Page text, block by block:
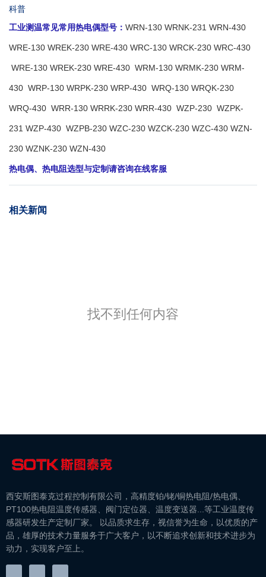
科普
工业测温常见常用热电偶型号 ： WRN-130 WRNK-231 WRN-430
WRE-130 WREK-230 WRE-430 WRC-130 WRCK-230 WRC-430
WRE-130 WREK-230 WRE-430 WRM-130 WRMK-230 WRM-
430 WRP-130 WRPK-230 WRP-430 WRQ-130 WRQK-230
WRQ-430 WRR-130 WRRK-230 WRR-430 WZP-230 WZPK-
231 WZP-430 WZPB-230 WZC-230 WZCK-230 WZC-430 WZN-
230 WZNK-230 WZN-430
热电偶、热电阻选型与定制请咨询在线客服
相关新闻
找不到任何内容
西安斯图泰克过程控制有限公司，高精度铂/铑/铜热电阻/热电偶、
PT100热电阻温度传感器、阀门定位器、温度变送器...等工业温度传
感器研发生产定制厂家。 以品质求生存，视信誉为生命，以优质的产
品，雄厚的技术力量服务于广大客户，以不断追求创新和技术进步为
动力，实现客户至上。